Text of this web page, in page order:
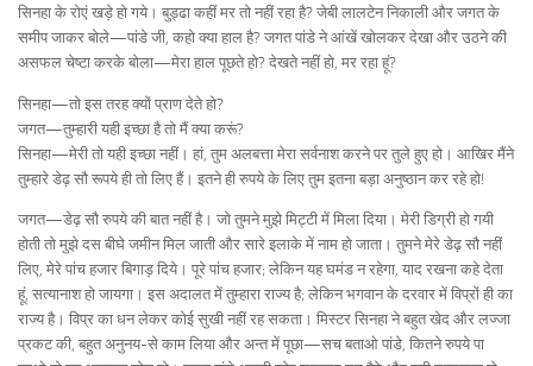
सिनहा के रोएं खड़े हो गये। बुड्ढा कहीं मर तो नहीं रहा है? जेबी लालटेन निकाली और जगत के
समीप जाकर बोले—पांडे जी, कहो क्या हाल है? जगत पांडे ने आंखें खोलकर देखा और उठने की
असफल चेष्टा करके बोला—मेरा हाल पूछते हो? देखते नहीं हो, मर रहा हूं?
सिनहा—तो इस तरह क्यों प्राण देते हो?
जगत—तुम्हारी यही इच्छा है तो मैं क्या करूं?
सिनहा—मेरी तो यही इच्छा नहीं। हां, तुम अलबत्ता मेरा सर्वनाश करने पर तुले हुए हो। आखिर मैंने
तुम्हारे डेढ़ सौ रूपये ही तो लिए हैं। इतने ही रुपये के लिए तुम इतना बड़ा अनुष्ठान कर रहे हो!
जगत—डेढ़ सौ रुपये की बात नहीं है। जो तुमने मुझे मिट्टी में मिला दिया। मेरी डिग्री हो गयी
होती तो मुझे दस बीघे जमीन मिल जाती और सारे इलाके में नाम हो जाता। तुमने मेरे डेढ़ सौ नहीं
लिए, मेरे पांच हजार बिगाड़ दिये। पूरे पांच हजार; लेकिन यह घमंड न रहेगा, याद रखना कहे देता
हूं, सत्यानाश हो जायगा। इस अदालत में तुम्हारा राज्य है; लेकिन भगवान के दरवार में विप्रों ही का
राज्य है। विप्र का धन लेकर कोई सुखी नहीं रह सकता। मिस्टर सिनहा ने बहुत खेद और लज्जा
प्रकट की, बहुत अनुनय-से काम लिया और अन्त में पूछा—सच बताओ पांडे, कितने रुपये पा